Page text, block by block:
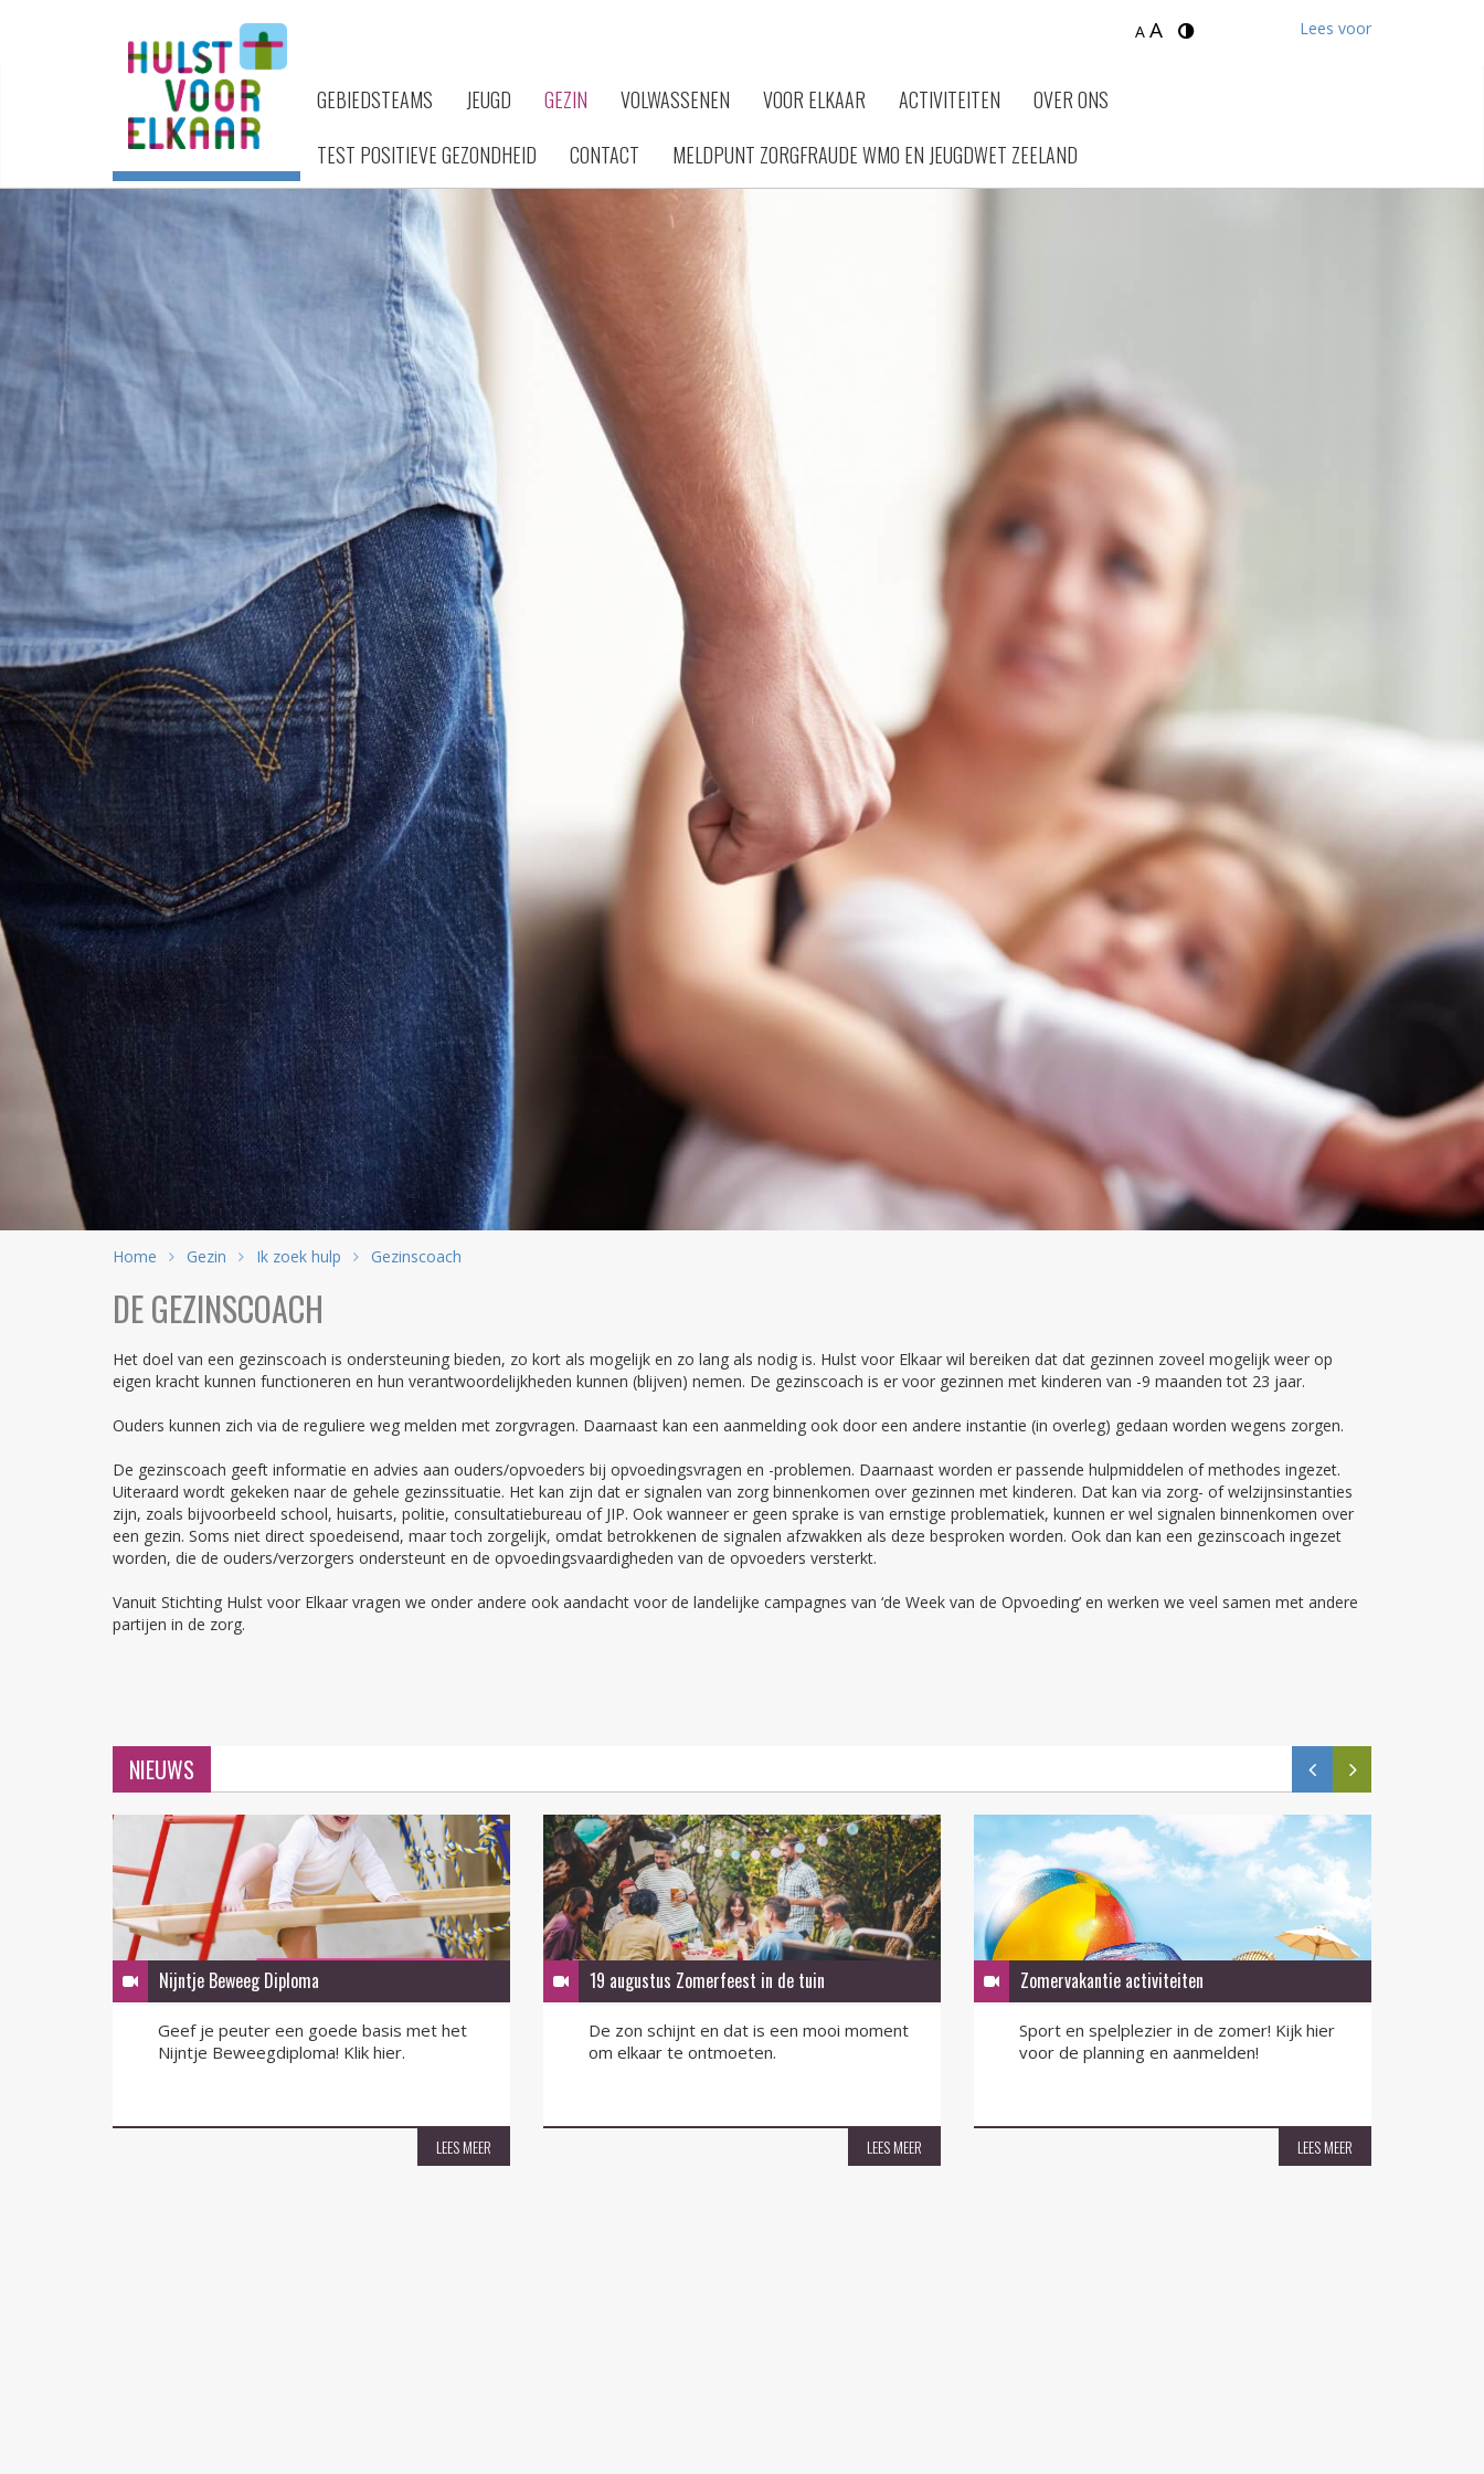
A A Lees voor
GEBIEDSTEAMS JEUGD GEZIN VOLWASSENEN VOOR ELKAAR ACTIVITEITEN
OVER ONS
TEST POSITIEVE GEZONDHEID
CONTACT MELDPUNT ZORGFRAUDE WMO EN JEUGDWET ZEELAND
Home Gezin Ik zoek hulp Gezinscoach
DE GEZINSCOACH
Het doel van een gezinscoach is ondersteuning bieden, zo kort als mogelijk en zo lang als nodig is. Hulst voor Elkaar wil bereiken dat dat gezinnen zoveel mogelijk weer op
eigen kracht kunnen functioneren en hun verantwoordelijkheden kunnen (blijven) nemen. De gezinscoach is er voor gezinnen met kinderen van -9 maanden tot 23 jaar.
Ouders kunnen zich via de reguliere weg melden met zorgvragen. Daarnaast kan een aanmelding ook door een andere instantie (in overleg) gedaan worden wegens zorgen.
De gezinscoach geeft informatie en advies aan ouders/opvoeders bij opvoedingsvragen en -problemen. Daarnaast worden er passende hulpmiddelen of methodes ingezet.
Uiteraard wordt gekeken naar de gehele gezinssituatie. Het kan zijn dat er signalen van zorg binnenkomen over gezinnen met kinderen. Dat kan via zorg- of welzijnsinstanties
zijn, zoals bijvoorbeeld school, huisarts, politie, consultatiebureau of JIP. Ook wanneer er geen sprake is van ernstige problematiek, kunnen er wel signalen binnenkomen over
een gezin. Soms niet direct spoedeisend, maar toch zorgelijk, omdat betrokkenen de signalen afzwakken als deze besproken worden. Ook dan kan een gezinscoach ingezet
worden, die de ouders/verzorgers ondersteunt en de opvoedingsvaardigheden van de opvoeders versterkt.
Vanuit Stichting Hulst voor Elkaar vragen we onder andere ook aandacht voor de landelijke campagnes van ‘de Week van de Opvoeding’ en werken we veel samen met andere
partijen in de zorg.
NIEUWS
Nijntje Beweeg Diploma
Geef je peuter een goede basis met het
Nijntje Beweegdiploma! Klik hier.
LEES MEER
19 augustus Zomerfeest in de tuin
De zon schijnt en dat is een mooi moment
om elkaar te ontmoeten.
LEES MEER
Zomervakantie activiteiten
Sport en spelplezier in de zomer! Kijk hier
voor de planning en aanmelden!
LEES MEER